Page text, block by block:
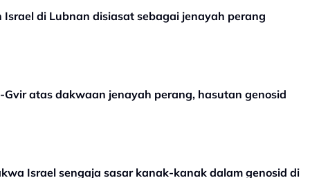
Israel di Lubnan disiasat sebagai jenayah perang
Gvir atas dakwaan jenayah perang, hasutan genosid
Israel sengaja sasar kanak-kanak dalam genosid di